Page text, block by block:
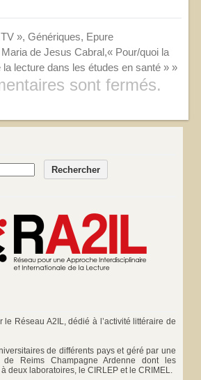
», Génériques, Epure
de Jesus Cabral,« Pour/quoi la
la lecture dans les études en santé » »
sont fermés.
le Réseau A2IL, dédié à l’activité littéraire de
de différents pays et géré par une
de Reims Champagne Ardenne dont les
deux laboratoires, le CIRLEPet le CRIMEL.